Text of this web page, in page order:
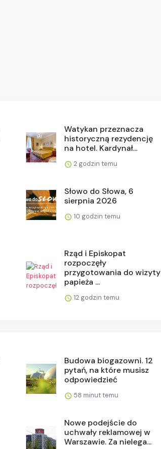
Watykan przeznacza
historyczną rezydencję
na hotel. Kardynał...
2 godzin temu
Słowo do Słowa, 6
sierpnia 2026
10 godzin temu
Rząd i Episkopat
rozpoczęły
przygotowania do wizyty
papieża ...
12 godzin temu
Budowa biogazowni. 12
pytań, na które musisz
odpowiedzieć
58 minut temu
Nowe podejście do
uchwały reklamowej w
Warszawie. Za nielega...